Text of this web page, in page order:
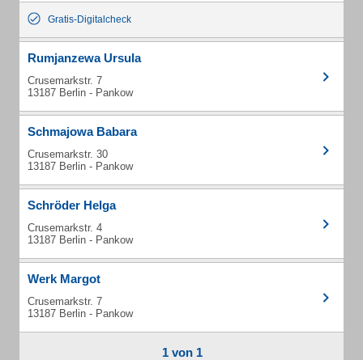
Gratis-Digitalcheck
Rumjanzewa Ursula
Crusemarkstr. 7
13187 Berlin - Pankow
Schmajowa Babara
Crusemarkstr. 30
13187 Berlin - Pankow
Schröder Helga
Crusemarkstr. 4
13187 Berlin - Pankow
Werk Margot
Crusemarkstr. 7
13187 Berlin - Pankow
1 von 1